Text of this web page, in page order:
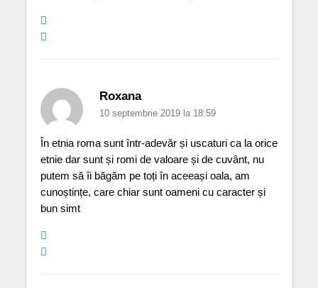
Roxana
10 septembrie 2019 la 18:59
În etnia roma sunt într-adevăr și uscaturi ca la orice
etnie dar sunt și romi de valoare și de cuvânt, nu
putem să îi băgăm pe toți în aceeași oala, am
cunoștințe, care chiar sunt oameni cu caracter și
bun simt